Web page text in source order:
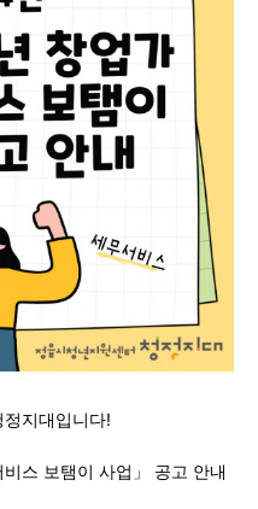
지대입니다!
스 보탬이 사업」 공고 안내